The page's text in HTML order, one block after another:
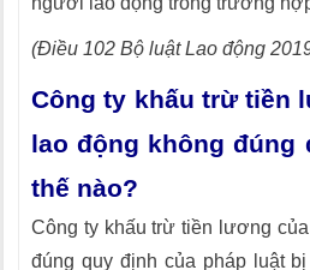
(Điều 102 Bộ luật Lao động
Công ty khấu trừ tiền
lao động không đúng
thế nào?
Công ty khấu trừ tiền lương
đúng quy định của pháp luật